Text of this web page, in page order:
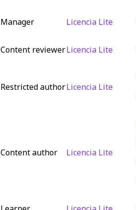
Manager Licencia Lite
Content reviewerLicencia Lite
Restricted authorLicencia Lite
Content author Licencia Lite